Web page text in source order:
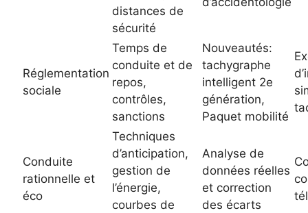
distances de
sécurité
Réglementation
sociale
Temps de
conduite et de
repos,
contrôles,
sanctions
Nouveautés:
tachygraphe
intelligent 2e
génération,
Paquet mobilité
Conduite
rationnelle et
éco
Techniques
d’anticipation,
gestion de
l’énergie,
courbes de
Analyse de
données réelles
et correction
des écarts